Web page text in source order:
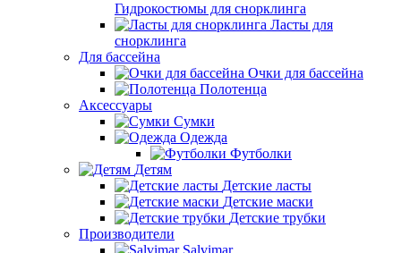
Гидрокостюмы для снорклинга
Ласты для
снорклинга
Для бассейна
Очки для бассейна
Полотенца
Аксессуары
Сумки
Одежда
Футболки
Детям
Детские ласты
Детские маски
Детские трубки
Производители
Salvimar